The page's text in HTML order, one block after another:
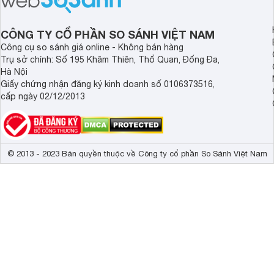
CÔNG TY CỔ PHẦN SO SÁNH VIỆT NAM
Công cụ so sánh giá online - Không bán hàng
Trụ sở chính: Số 195 Khâm Thiên, Thổ Quan, Đống Đa,
Hà Nội
Giấy chứng nhận đăng ký kinh doanh số 0106373516,
cấp ngày 02/12/2013
© 2013 - 2023 Bản quyền thuộc về Công ty cổ phần So Sánh Việt Nam